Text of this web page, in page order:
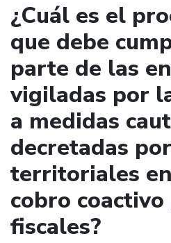
¿Cuál es el
que debe
parte de las
vigiladas por
a medidas
decretadas
territoriales
cobro
fiscales?